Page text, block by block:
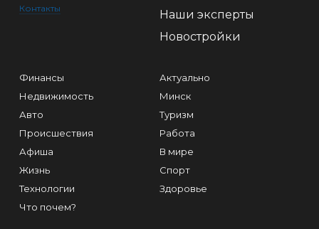
Контакты
Наши эксперты
Новостройки
Финансы
Недвижимость
Авто
Происшествия
Афиша
Жизнь
Технологии
Что почем?
Актуально
Минск
Туризм
Работа
В мире
Спорт
Здоровье